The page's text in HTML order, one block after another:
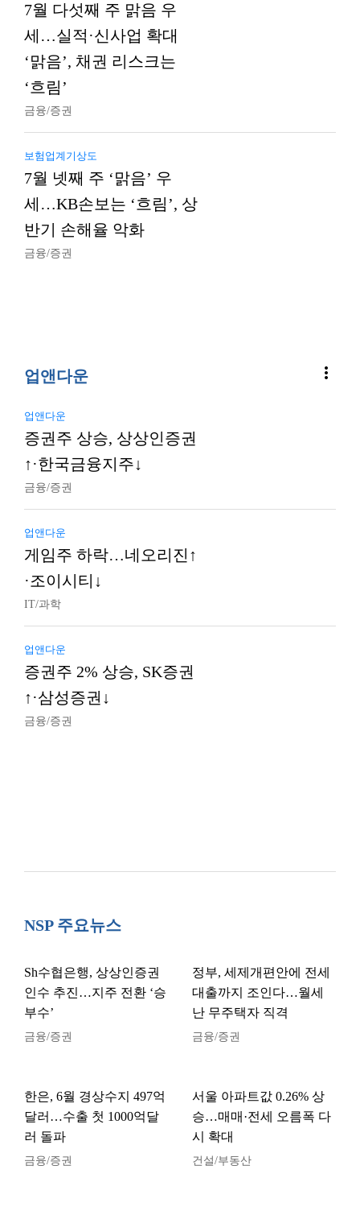
7월 다섯째 주 맑음 우
세…실적·신사업 확대
‘맑음’, 채권 리스크는
‘흐림’
금융/증권
보험업계기상도
7월 넷째 주 ‘맑음’ 우
세…KB손보는 ‘흐림’, 상
반기 손해율 악화
금융/증권
업앤다운 more_vert
업앤다운
증권주 상승, 상상인증권
↑·한국금융지주↓
금융/증권
업앤다운
게임주 하락…네오리진↑
·조이시티↓
IT/과학
업앤다운
증권주 2% 상승, SK증권
↑·삼성증권↓
금융/증권
NSP 주요뉴스
Sh수협은행, 상상인증권
인수 추진…지주 전환 ‘승
부수’
금융/증권
정부, 세제개편안에 전세
대출까지 조인다…월세
난 무주택자 직격
금융/증권
한은, 6월 경상수지 497억
달러…수출 첫 1000억달
러 돌파
금융/증권
서울 아파트값 0.26% 상
승…매매·전세 오름폭 다
시 확대
건설/부동산